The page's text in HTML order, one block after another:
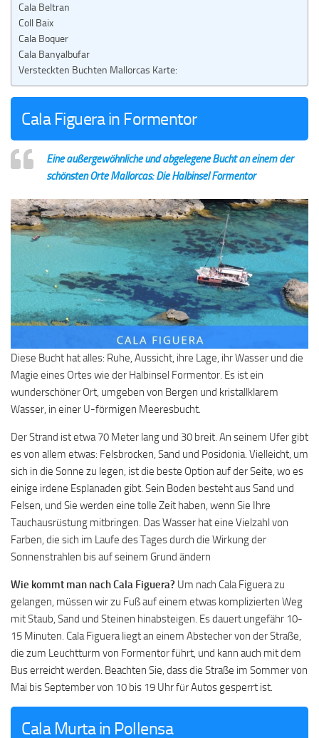
Cala Beltran
Coll Baix
Cala Boquer
Cala Banyalbufar
Versteckten Buchten Mallorcas Karte:
Cala Figuera in Formentor
Eine außergewöhnliche und abgelegene Bucht an einem der
schönsten Orte Mallorcas: Die Halbinsel Formentor
Diese Bucht hat alles: Ruhe, Aussicht, ihre Lage, ihr Wasser und die
Magie eines Ortes wie der Halbinsel Formentor. Es ist ein
wunderschöner Ort, umgeben von Bergen und kristallklarem
Wasser, in einer U-förmigen Meeresbucht.
Der Strand ist etwa 70 Meter lang und 30 breit. An seinem Ufer gibt
es von allem etwas: Felsbrocken, Sand und Posidonia. Vielleicht, um
sich in die Sonne zu legen, ist die beste Option auf der Seite, wo es
einige irdene Esplanaden gibt. Sein Boden besteht aus Sand und
Felsen, und Sie werden eine tolle Zeit haben, wenn Sie Ihre
Tauchausrüstung mitbringen. Das Wasser hat eine Vielzahl von
Farben, die sich im Laufe des Tages durch die Wirkung der
Sonnenstrahlen bis auf seinem Grund ändern
Wie kommt man nach Cala Figuera? Um nach Cala Figuera zu
gelangen, müssen wir zu Fuß auf einem etwas komplizierten Weg
mit Staub, Sand und Steinen hinabsteigen. Es dauert ungefähr 10-
15 Minuten. Cala Figuera liegt an einem Abstecher von der Straße,
die zum Leuchtturm von Formentor führt, und kann auch mit dem
Bus erreicht werden. Beachten Sie, dass die Straße im Sommer von
Mai bis September von 10 bis 19 Uhr für Autos gesperrt ist.
Cala Murta in Pollensa